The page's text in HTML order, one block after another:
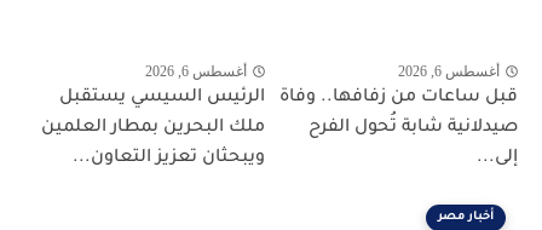
أغسطس 6, 2026
قبل ساعات من زفافها.. وفاة
صيدلانية شابة تُحول الفرح
إلى...
أغسطس 6, 2026
الرئيس السيسي يستقبل
ملك البحرين بمطار العلمين
ويبحثان تعزيز التعاون...
أخبار مصر